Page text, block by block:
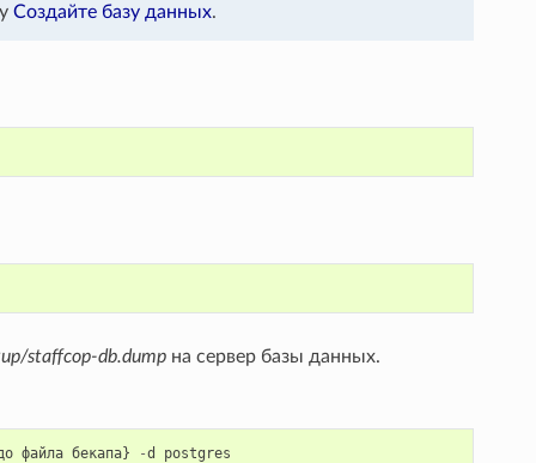
Создайте базу данных.
staffcop-db.dumpна сервер базы данных.
файла бекапа} -d postgres